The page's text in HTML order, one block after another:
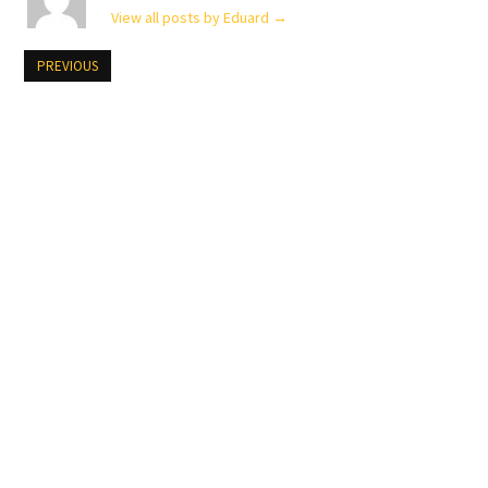
View all posts by Eduard →
PREVIOUS